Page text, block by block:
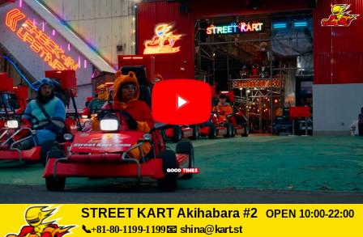
STREET KART Akihabara #2
OPEN 10:00-22:00
📞+81-80-1199-1199📧 shina@kart.st